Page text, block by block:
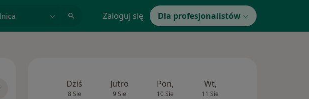
Zaloguj się Dla profesjonalistów
Dziś
8 Sie
Jutro
9 Sie
Pon,
10 Sie
Wt,
11 Sie